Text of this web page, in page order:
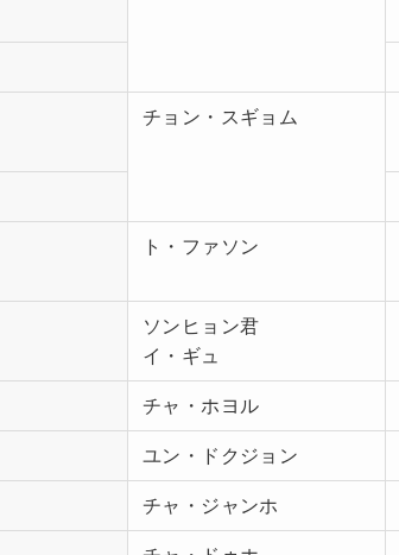
チョン・スギョム
ト・ファソン
ソンヒョン君
イ・ギュ
チャ・ホヨル
ユン・ドクジョン
チャ・ジャンホ